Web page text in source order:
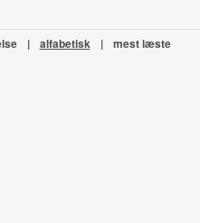
| alfabetisk | mest læste